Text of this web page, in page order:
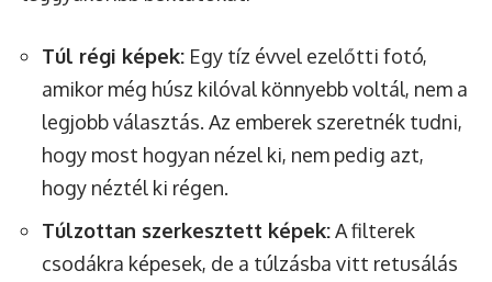
Túl régi képek: Egy tíz évvel ezelőtti fotó,
amikor még húsz kilóval könnyebb voltál, nem a
legjobb választás. Az emberek szeretnék tudni,
hogy most hogyan nézel ki, nem pedig azt,
hogy néztél ki régen.
Túlzottan szerkesztett képek:A filterek
csodákra képesek, de a túlzásba vitt retusálás